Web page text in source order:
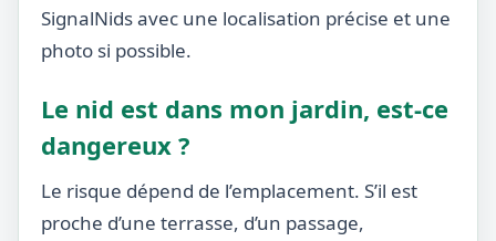
SignalNids avec une localisation précise et une
photo si possible.
Le nid est dans mon jardin, est-ce
dangereux ?
Le risque dépend de l’emplacement. S’il est
proche d’une terrasse, d’un passage,